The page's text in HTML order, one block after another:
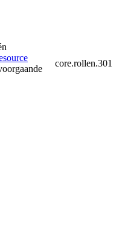
core.rollen.301